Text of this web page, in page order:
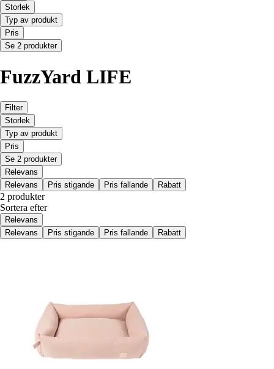
Storlek
Typ av produkt
Pris
Se 2 produkter
FuzzYard LIFE
Filter
Storlek
Typ av produkt
Pris
Se 2 produkter
Relevans
Relevans
Pris stigande Pris fallande Rabatt
2 produkter
Sortera efter
Relevans
Relevans
Pris stigande Pris fallande Rabatt